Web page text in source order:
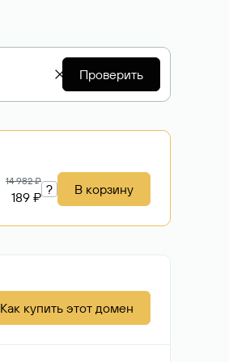
Проверить
14 982 ₽
189 ₽ ? В корзину
Как купить этот домен